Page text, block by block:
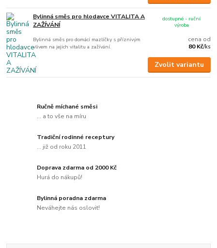
Bylinná směs pro hlodavce VITALITA A
ZAŽÍVÁNÍ
Bylinná směs pro domácí mazlíčky s příznivým
vlivem na jejich vitalitu a zažívání.
cena od
80 Kč/ks
dostupné - ruční
výroba
Zvolit variantu
Ručně míchané směsi
... a to vše na míru
Tradiční rodinné receptury
... již od roku 2011
Doprava zdarma od 2000 Kč
Hurá do nákupů!
Bylinná poradna zdarma
Neváhejte nás oslovit!